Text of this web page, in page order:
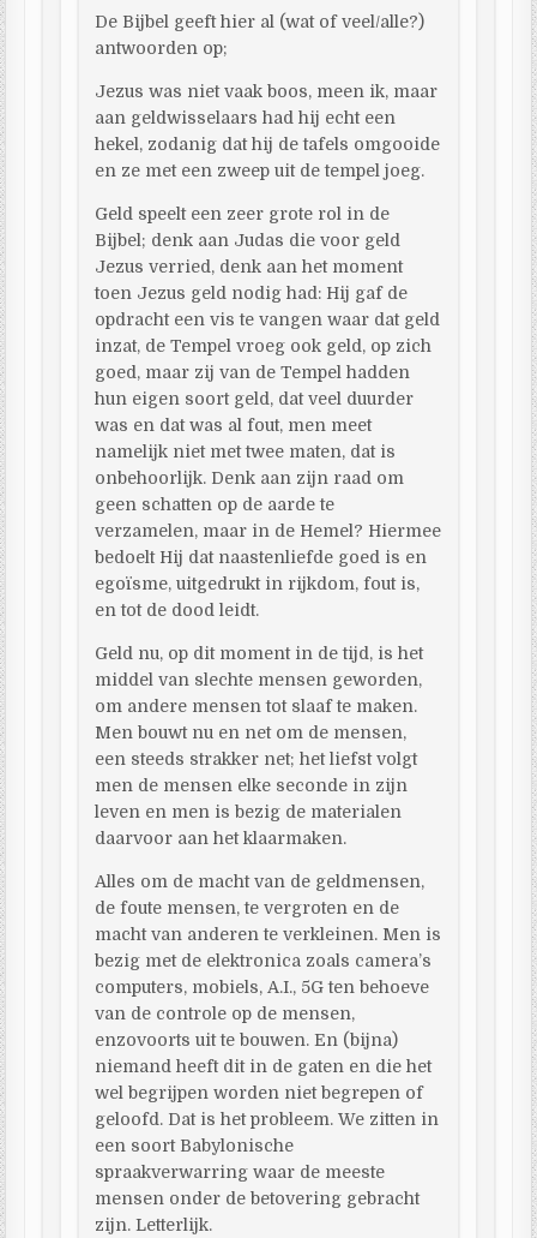
De Bijbel geeft hier al (wat of veel/alle?)
antwoorden op;
Jezus was niet vaak boos, meen ik, maar
aan geldwisselaars had hij echt een
hekel, zodanig dat hij de tafels omgooide
en ze met een zweep uit de tempel joeg.
Geld speelt een zeer grote rol in de
Bijbel; denk aan Judas die voor geld
Jezus verried, denk aan het moment
toen Jezus geld nodig had: Hij gaf de
opdracht een vis te vangen waar dat geld
inzat, de Tempel vroeg ook geld, op zich
goed, maar zij van de Tempel hadden
hun eigen soort geld, dat veel duurder
was en dat was al fout, men meet
namelijk niet met twee maten, dat is
onbehoorlijk. Denk aan zijn raad om
geen schatten op de aarde te
verzamelen, maar in de Hemel? Hiermee
bedoelt Hij dat naastenliefde goed is en
egoïsme, uitgedrukt in rijkdom, fout is,
en tot de dood leidt.
Geld nu, op dit moment in de tijd, is het
middel van slechte mensen geworden,
om andere mensen tot slaaf te maken.
Men bouwt nu en net om de mensen,
een steeds strakker net; het liefst volgt
men de mensen elke seconde in zijn
leven en men is bezig de materialen
daarvoor aan het klaarmaken.
Alles om de macht van de geldmensen,
de foute mensen, te vergroten en de
macht van anderen te verkleinen. Men is
bezig met de elektronica zoals camera’s
computers, mobiels, A.I., 5G ten behoeve
van de controle op de mensen,
enzovoorts uit te bouwen. En (bijna)
niemand heeft dit in de gaten en die het
wel begrijpen worden niet begrepen of
geloofd. Dat is het probleem. We zitten in
een soort Babylonische
spraakverwarring waar de meeste
mensen onder de betovering gebracht
zijn. Letterlijk.